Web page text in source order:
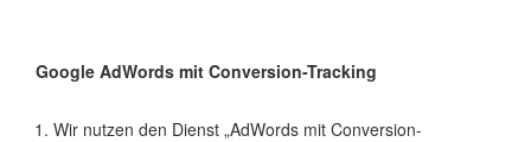
Google AdWords mit Conversion-Tracking
Wir nutzen den Dienst „AdWords mit Conversion-